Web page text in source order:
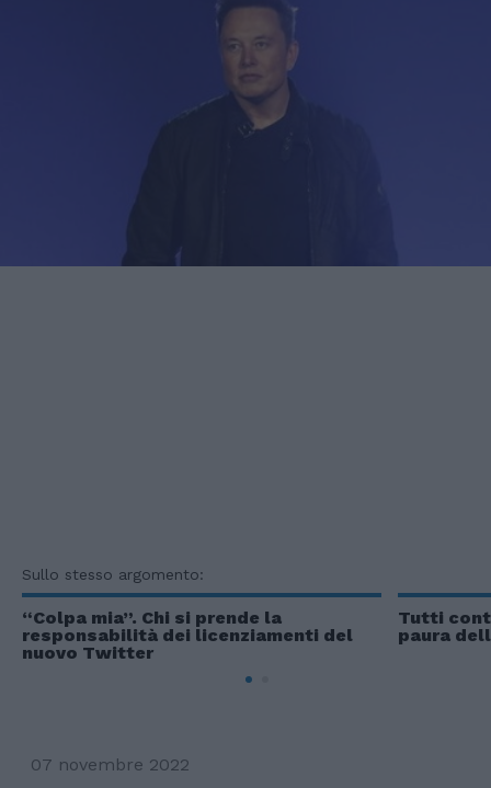
Sullo stesso argomento:
“Colpa mia”. Chi si prende la
responsabilità dei licenziamenti del
nuovo Twitter
Tutti
paura
07 novembre 2022